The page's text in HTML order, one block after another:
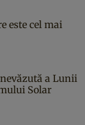
este cel mai
a Lunii
Solar